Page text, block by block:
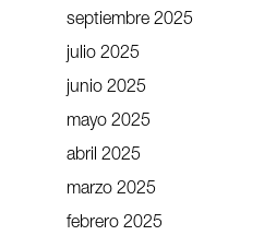
septiembre 2025
julio 2025
junio 2025
mayo 2025
abril 2025
marzo 2025
febrero 2025